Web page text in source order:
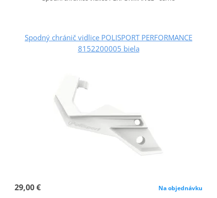
Spodný chránič vidlice POLISPORT PERFORMANCE
8152200005 biela
29,00 € Na objednávku